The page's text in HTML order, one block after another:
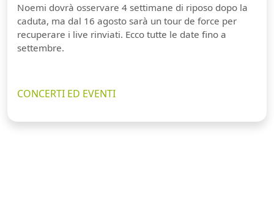
Noemi dovrà osservare 4 settimane di riposo dopo la
caduta, ma dal 16 agosto sarà un tour de force per
recuperare i live rinviati. Ecco tutte le date fino a
settembre.
CONCERTI ED EVENTI